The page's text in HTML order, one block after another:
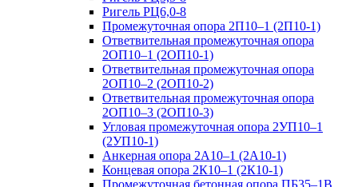
Ригель РЦ6,0-8
Промежуточная опора 2П10–1 (2П10-1)
Ответвительная промежуточная опора
2ОП10–1 (2ОП10-1)
Ответвительная промежуточная опора
2ОП10–2 (2ОП10-2)
Ответвительная промежуточная опора
2ОП10–3 (2ОП10-3)
Угловая промежуточная опора 2УП10–1
(2УП10-1)
Анкерная опора 2А10–1 (2А10-1)
Концевая опора 2К10–1 (2К10-1)
Промежуточная бетонная опора ПБ35–1В